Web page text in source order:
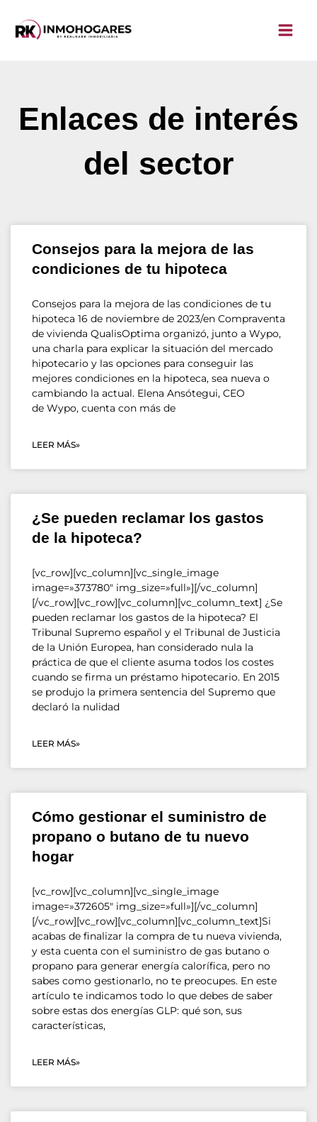
Enlaces de interés
del sector
Consejos para la mejora de las
condiciones de tu hipoteca
Consejos para la mejora de las condiciones de tu
hipoteca 16 de noviembre de 2023/en Compraventa
de vivienda QualisOptima organizó, junto a Wypo,
una charla para explicar la situación del mercado
hipotecario y las opciones para conseguir las
mejores condiciones en la hipoteca, sea nueva o
cambiando la actual. Elena Ansótegui, CEO
de Wypo, cuenta con más de
LEER MÁS»
¿Se pueden reclamar los gastos
de la hipoteca?
[vc_row][vc_column][vc_single_image
image=»373780″ img_size=»full»][/vc_column]
[/vc_row][vc_row][vc_column][vc_column_text] ¿Se
pueden reclamar los gastos de la hipoteca? El
Tribunal Supremo español y el Tribunal de Justicia
de la Unión Europea, han considerado nula la
práctica de que el cliente asuma todos los costes
cuando se firma un préstamo hipotecario. En 2015
se produjo la primera sentencia del Supremo que
declaró la nulidad
LEER MÁS»
Cómo gestionar el suministro de
propano o butano de tu nuevo
hogar
[vc_row][vc_column][vc_single_image
image=»372605″ img_size=»full»][/vc_column]
[/vc_row][vc_row][vc_column][vc_column_text]Si
acabas de finalizar la compra de tu nueva vivienda,
y esta cuenta con el suministro de gas butano o
propano para generar energía calorífica, pero no
sabes como gestionarlo, no te preocupes. En este
artículo te indicamos todo lo que debes de saber
sobre estas dos energías GLP: qué son, sus
características,
LEER MÁS»